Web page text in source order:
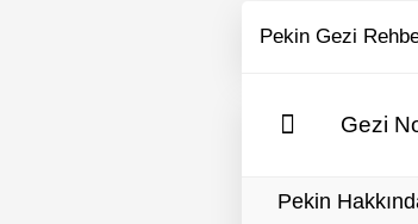
Pekin Gezi
Gezi
Pekin